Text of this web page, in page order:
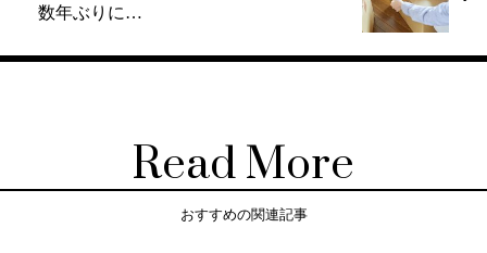
数年ぶりに…
Read More
おすすめの関連記事